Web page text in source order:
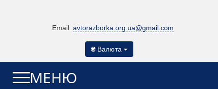
Email: avtorazborka.org.ua@gmail.com
₴ Валюта
МЕНЮ